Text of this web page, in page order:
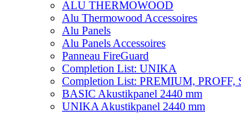
ALU THERMOWOOD
Alu Thermowood Accessoires
Alu Panels
Alu Panels Accessoires
Panneau FireGuard
Completion List: UNIKA
Completion List: PREMIUM, PROFF,
BASIC Akustikpanel 2440 mm
UNIKA Akustikpanel 2440 mm